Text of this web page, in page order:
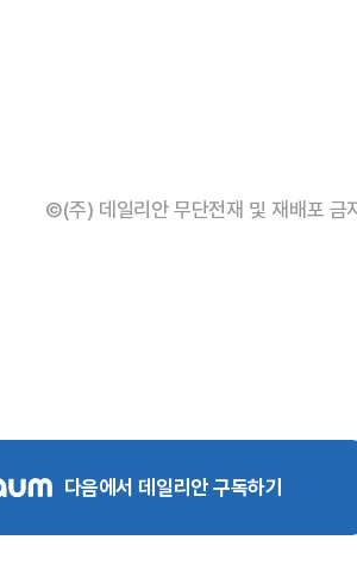
©(주) 데일리안 무단전재 및 재배포 금
다음에서 데일리안 구독하기